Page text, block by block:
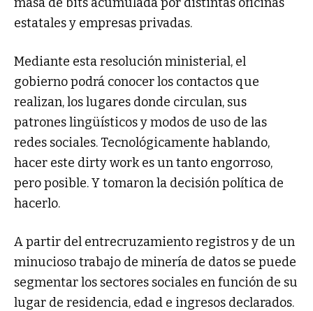
estatales y empresas privadas.
Mediante esta resolución ministerial, el
gobierno podrá conocer los contactos que
realizan, los lugares donde circulan, sus
patrones lingüísticos y modos de uso de las
redes sociales. Tecnológicamente hablando,
hacer este dirty work es un tanto engorroso,
pero posible. Y tomaron la decisión política de
hacerlo.
A partir del entrecruzamiento registros y de un
minucioso trabajo de minería de datos se puede
segmentar los sectores sociales en función de su
lugar de residencia, edad e ingresos declarados.